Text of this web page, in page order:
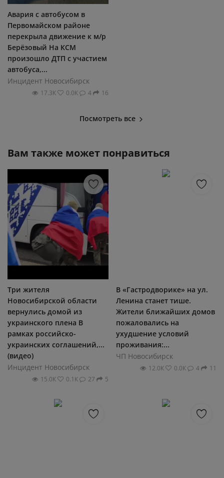
Авария с автобусом в
Первомайском районе
перекрыла движение к м/р
Берёзовый На КСМ
произошло ДТП с участием
автобуса,...
Инцидент Новосибирск
17.3К 0.0К 4 16
Посмотреть все
Вам также может понравиться
Три жителя
Новосибирской области
вернулись домой из
украинского плена В
рамках российско-
украинских соглашений,...
(видео)
Инцидент Новосибирск
15.0К 0.1К 27 5
В «Гастродворике» на ул.
Ленина станет тише.
Жители ближайших домов
пожаловались на
ухудшение условий
проживания:...
ЧП Новосибирск
12.0К 0.0К 4 11